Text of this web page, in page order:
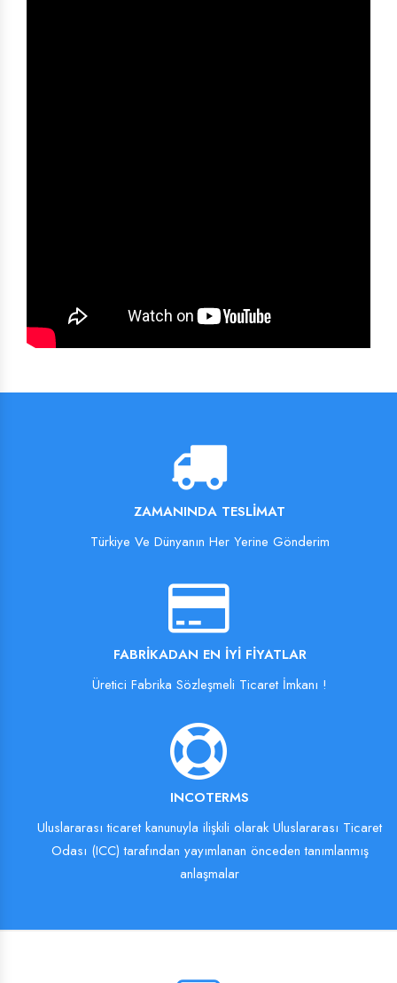
ZAMANINDA TESLIMAT
Türkiye Ve Dünyanın Her Yerine Gönderim
FABRIKADAN EN İYI FIYATLAR
Üretici Fabrika Sözleşmeli Ticaret İmkanı !
INCOTERMS
Uluslararası ticaret kanunuyla ilişkili olarak Uluslararası Ticaret
Odası (ICC) tarafından yayımlanan önceden tanımlanmış
anlaşmalar